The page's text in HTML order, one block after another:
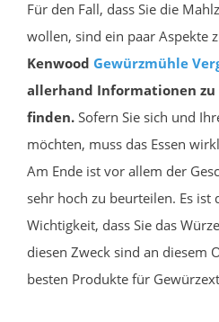
Für den Fall, dass Sie die
wollen, sind ein paar Aspekte
Kenwood Gewürzmühle
allerhand Informationen
finden. Sofern Sie sich und
möchten, muss das Essen
Am Ende ist vor allem der
sehr hoch zu beurteilen. Es ist
Wichtigkeit, dass Sie das
diesen Zweck sind an diesem
besten Produkte für